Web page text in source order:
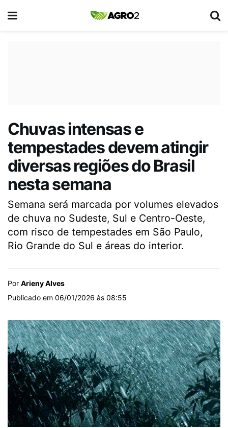
Chuvas intensas e
tempestades devem atingir
diversas regiões do Brasil
nesta semana
Semana será marcada por volumes elevados
de chuva no Sudeste, Sul e Centro-Oeste,
com risco de tempestades em São Paulo,
Rio Grande do Sul e áreas do interior.
Por Arieny Alves
Publicado em 06/01/2026 às 08:55